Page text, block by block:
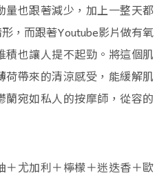
也跟著減少，加上一整天都
，而跟著Youtube影片做有氧
也讓人提不起勁。將這個肌
帶來的清涼感受，能緩解肌
宛如私人的按摩師，從容的
＋尤加利＋檸檬＋迷迭香＋歐